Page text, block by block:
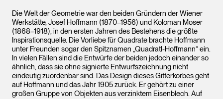
Die Welt der Geometrie war den beiden Gründern der Wiener
Werkstätte, Josef Hoffmann (1870–1956) und Koloman Moser
(1868–1918), in den ersten Jahren des Bestehens die größte
Inspirationsquelle. Die Vorliebe für Quadrate brachte Hoffmann
unter Freunden sogar den Spitznamen „Quadratl-Hoffmann“ ein.
In vielen Fällen sind die Entwürfe der beiden jedoch einander so
ähnlich, dass sie ohne signierte Entwurfszeichnung nicht
eindeutig zuordenbar sind. Das Design dieses Gitterkorbes geht
auf Hoffmann und das Jahr 1905 zurück. Er gehört zu einer
großen Gruppe von Objekten aus verzinktem Eisenblech. Auf